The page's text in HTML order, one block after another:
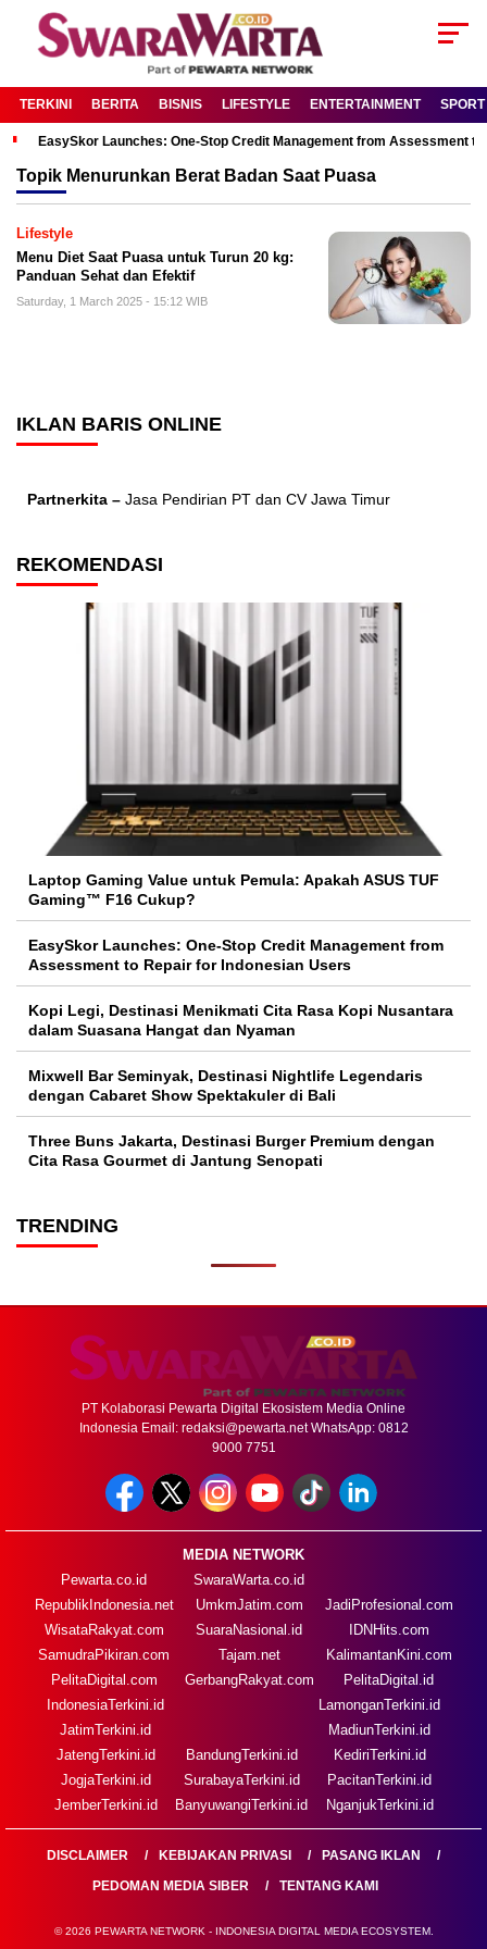
TERKINI BERITA BISNIS LIFESTYLE ENTERTAINMENT SPORT
EasySkor Launches: One-Stop Credit Management from Assessment
Topik Menurunkan Berat Badan Saat Puasa
Lifestyle
Menu Diet Saat Puasa untuk Turun 20 kg:
Panduan Sehat dan Efektif
Saturday, 1 March 2025 - 15:12 WIB
IKLAN BARIS ONLINE
Partnerkita – Jasa Pendirian PT dan CV Jawa Timur
REKOMENDASI
Laptop Gaming Value untuk Pemula: Apakah ASUS TUF
Gaming™ F16 Cukup?
EasySkor Launches: One-Stop Credit Management from
Assessment to Repair for Indonesian Users
Kopi Legi, Destinasi Menikmati Cita Rasa Kopi Nusantara
dalam Suasana Hangat dan Nyaman
Mixwell Bar Seminyak, Destinasi Nightlife Legendaris
dengan Cabaret Show Spektakuler di Bali
Three Buns Jakarta, Destinasi Burger Premium dengan
Cita Rasa Gourmet di Jantung Senopati
TRENDING
PT Kolaborasi Pewarta Digital Ekosistem Media Online
Indonesia Email: redaksi@pewarta.netWhatsApp: 0812
9000 7751
MEDIA NETWORK
Pewarta.co.id
RepublikIndonesia.net
WisataRakyat.com
SamudraPikiran.com
PelitaDigital.com
SwaraWarta.co.id
UmkmJatim.com
SuaraNasional.id
Tajam.net
GerbangRakyat.com
JadiProfesional.com
IDNHits.com
KalimantanKini.com
PelitaDigital.id
IndonesiaTerkini.id
JatimTerkini.id
JatengTerkini.id
JogjaTerkini.id
JemberTerkini.id
BandungTerkini.id
SurabayaTerkini.id
BanyuwangiTerkini.id
LamonganTerkini.id
MadiunTerkini.id
KediriTerkini.id
PacitanTerkini.id
NganjukTerkini.id
DISCLAIMER KEBIJAKAN PRIVASI
PASANG IKLAN
PEDOMAN MEDIA SIBER
TENTANG KAMI
© 2026 PEWARTA NETWORK - INDONESIA DIGITAL MEDIA ECOSYSTEM.